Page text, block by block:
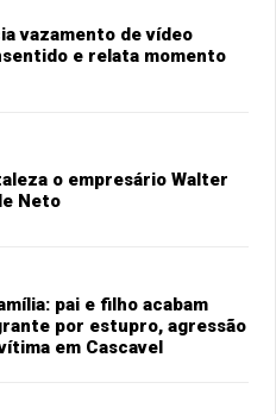
vazamento de vídeo
e relata momento
o empresário Walter
Neto
pai e filho acabam
por estupro, agressão
em Cascavel